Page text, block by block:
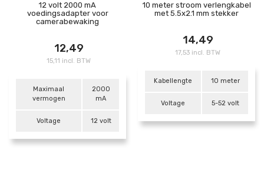
12 volt 2000 mA
voedingsadapter voor
camerabewaking
12,49
15,11 incl. BTW
Maximaal
vermogen
2000
mA
Voltage 12 volt
10 meter stroom verlengkabel
met 5.5x2.1 mm stekker
14,49
17,53 incl. BTW
Kabellengte 10 meter
Voltage 5-52 volt